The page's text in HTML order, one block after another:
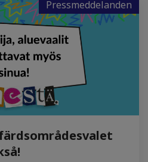
Pressmeddelanden